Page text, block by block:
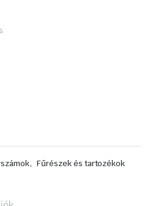
, Fűrészek és tartozékok